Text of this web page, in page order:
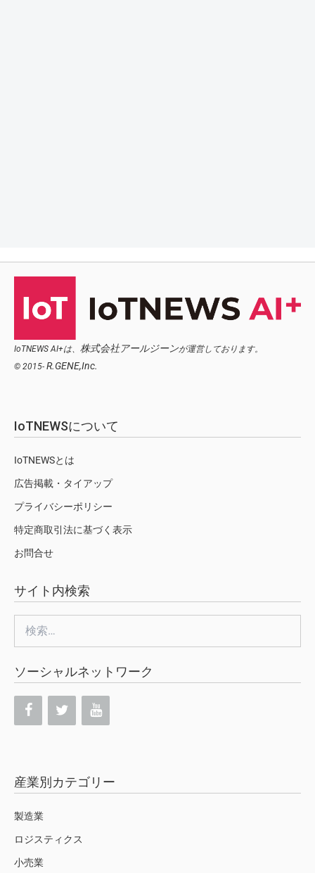
IoTNEWS AI+は、 株式会社アールジーンが運営しております。
© 2015- R.GENE,Inc.
IoTNEWSについて
IoTNEWSとは
広告掲載・タイアップ
プライバシーポリシー
特定商取引法に基づく表示
お問合せ
サイト内検索
索:
ソーシャルネットワーク
産業別カテゴリー
製造業
ロジスティクス
小売業